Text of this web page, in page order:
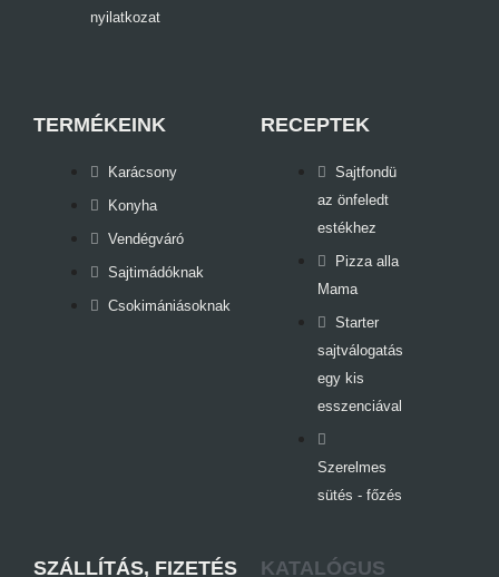
nyilatkozat
TERMÉKEINK
Karácsony
Konyha
Vendégváró
Sajtimádóknak
Csokimániásoknak
RECEPTEK
Sajtfondü
az önfeledt
estékhez
Pizza alla
Mama
Starter
sajtválogatás
egy kis
esszenciával
Szerelmes
sütés - főzés
SZÁLLÍTÁS, FIZETÉS
KATALÓGUS